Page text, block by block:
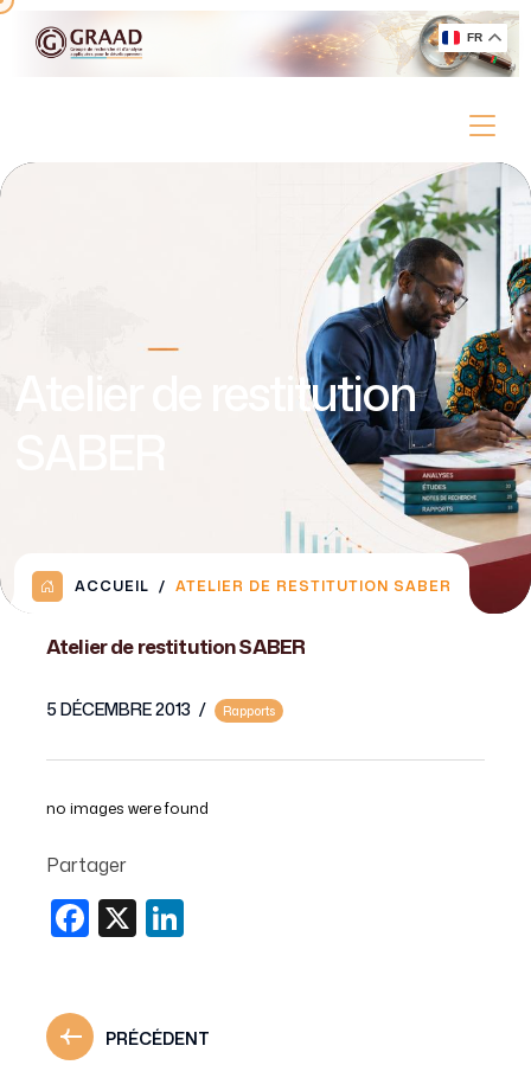
Atelier de restitution
ACCUEIL ATELIER DE RESTITUTION SABER
Atelier de restitution SABER
5 DÉCEMBRE 2013 / Rapports
no images were found
Partager
Facebook
X
PRÉCÉDENT
FR